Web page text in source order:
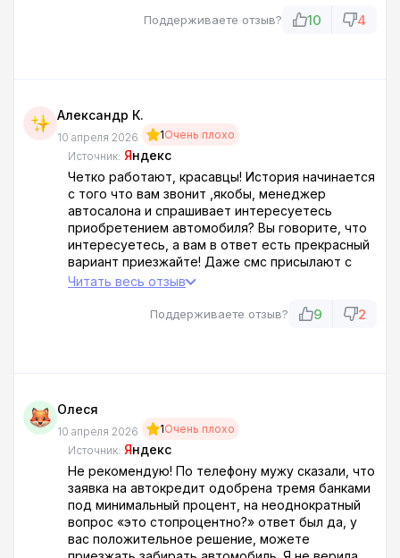
Поддерживаете отзыв? 10 4
Александр К.
10 апреля 2026 1Очень плохо
Источник: Яндекс
Четко работают, красавцы! История начинается
с того что вам звонит ,якобы, менеджер
автосалона и спрашивает интересуетесь
приобретением автомобиля? Вы говорите, что
интересуетесь, а вам в ответ есть прекрасный
вариант приезжайте! Даже смс присылают с
ссылкой на сайт. А там цены огонь! И адрес
менеджер говорит, что в автосалоне в наличии
и машины неизвестно где находятся и показать
их возможно после расчета кредита в течение
1-1,5 часов. Такие дела. Сами решайте о
посещении этого автосалона. Персонал
действительно хороший, все четко разложил:)
Читать весь отзыв
Поддерживаете отзыв? 9 2
Олеся
10 апреля 2026 1Очень плохо
Источник: Яндекс
Не рекомендую! По телефону мужу сказали, что
заявка на автокредит одобрена тремя банками
под минимальный процент, на неоднократный
вопрос «это стопроцентно?» ответ был да, у
вас положительное решение, можете